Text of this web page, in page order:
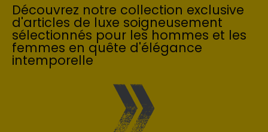
Découvrez notre collection exclusive
d'articles de luxe soigneusement
sélectionnés pour les hommes et les
femmes en quête d'élégance
intemporelle